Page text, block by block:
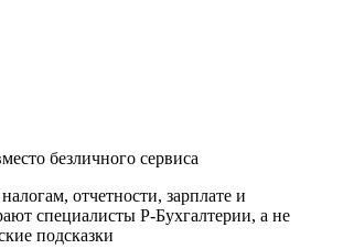
безличного сервиса
отчетности, зарплате и
специалисты Р-Бухгалтерии, а не
подсказки